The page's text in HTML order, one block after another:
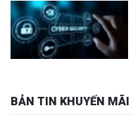
BẢN TIN KHUYẾN MÃI